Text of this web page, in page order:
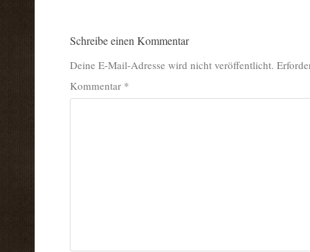
Schreibe einen Kommentar
Deine E-Mail-Adresse wird nicht veröffentlicht.
Kommentar *